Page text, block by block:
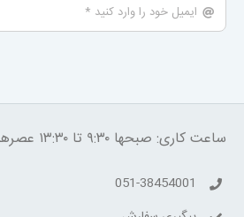
ساعت کاری: صبحها ۹:۳۰ تا ۱۳:۳۰ عصرها ۱۷تا ۲۱
051-38454001